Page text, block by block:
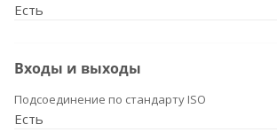
Есть
Входы и выходы
Подсоединение по стандарту ISO
Есть